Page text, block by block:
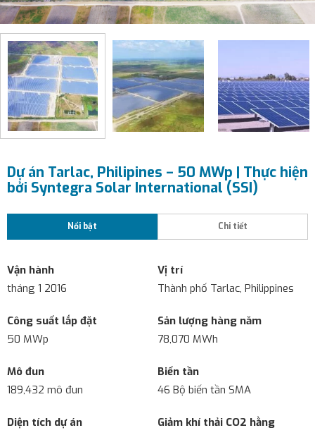
Dự án Tarlac, Philipines – 50 MWp | Thực hiện
bởi Syntegra Solar International (SSI)
Nổi bật Chi tiết
Vận hành
tháng 1 2016
Vị trí
Thành phố Tarlac, Philippines
Công suất lắp đặt
50 MWp
Sản lượng hàng năm
78,070 MWh
Mô đun
189,432 mô đun
Biến tần
46 Bộ biến tần SMA
Diện tích dự án
Giảm khí thải CO2 hằng